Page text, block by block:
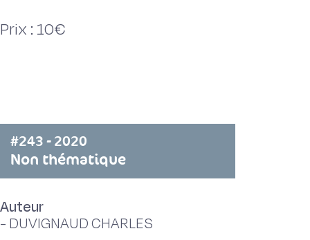
Prix : 10€
#243 - 2020
Non thématique
Auteur
- DUVIGNAUD CHARLES